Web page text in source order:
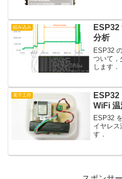
組み込み
分析
ESP32
ついて，
します．
電子工作
WiFi
ESP32
イヤレス
す．